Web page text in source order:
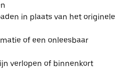
in plaats van het originele
of een onleesbaar
verlopen of binnenkort